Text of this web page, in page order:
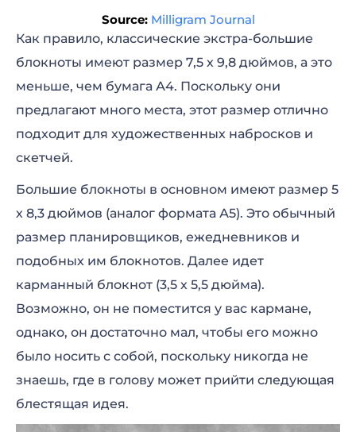
Source: Milligram Journal
Как правило, классические экстра-большие
блокноты имеют размер 7,5 х 9,8 дюймов, а это
меньше, чем бумага А4. Поскольку они
предлагают много места, этот размер отлично
подходит для художественных набросков и
скетчей.
Большие блокноты в основном имеют размер 5
х 8,3 дюймов (аналог формата А5). Это обычный
размер планировщиков, ежедневников и
подобных им блокнотов. Далее идет
карманный блокнот (3,5 х 5,5 дюйма).
Возможно, он не поместится у вас кармане,
однако, он достаточно мал, чтобы его можно
было носить с собой, поскольку никогда не
знаешь, где в голову может прийти следующая
блестящая идея.